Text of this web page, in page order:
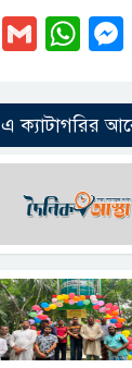
Gmail
এ ক্যাটাগরির